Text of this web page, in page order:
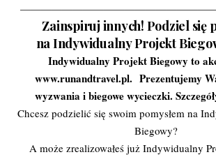
Zainspiruj innych! Podziel się
na Indywidualny Projekt
Indywidualny Projekt Biegowy to
www.runandtravel.pl. Prezentujemy
wyzwania i biegowe wycieczki.
Chcesz podzielić się swoim pomysłem na
Biegowy?
A może zrealizowałeś już Indywidualny